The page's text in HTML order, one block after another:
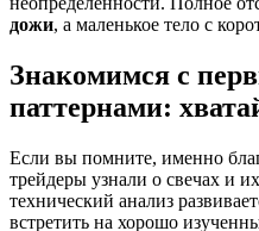
дожи, а маленькое тело с
Знакомимся с
паттернами:
Если вы помните, именно
трейдеры узнали о свечах и
технический анализ
встретить на хорошо